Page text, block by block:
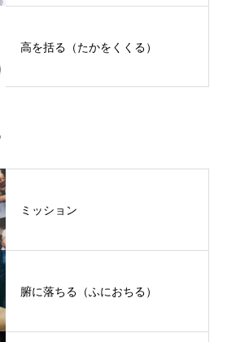
高を括る（たかをくくる）
ミッション
腑に落ちる（ふにおちる）